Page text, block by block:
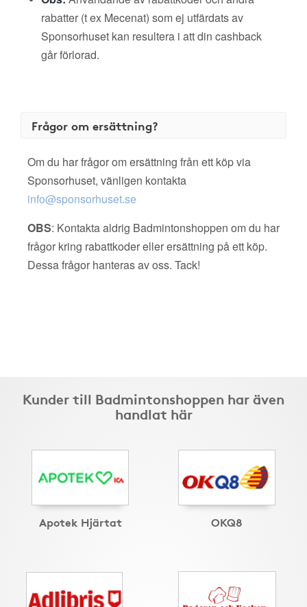
rabatter (t ex Mecenat) som ej utfärdats av
Sponsorhuset kan resultera i att din cashback
går förlorad.
Frågor om ersättning?
Om du har frågor om ersättning från ett köp via
Sponsorhuset, vänligen kontakta
info@sponsorhuset.se
OBS: Kontakta aldrig Badmintonshoppen om du har
frågor kring rabattkoder eller ersättning på ett köp.
Dessa frågor hanteras av oss. Tack!
Kunder till Badmintonshoppen har även
handlat här
Apotek Hjärtat OKQ8